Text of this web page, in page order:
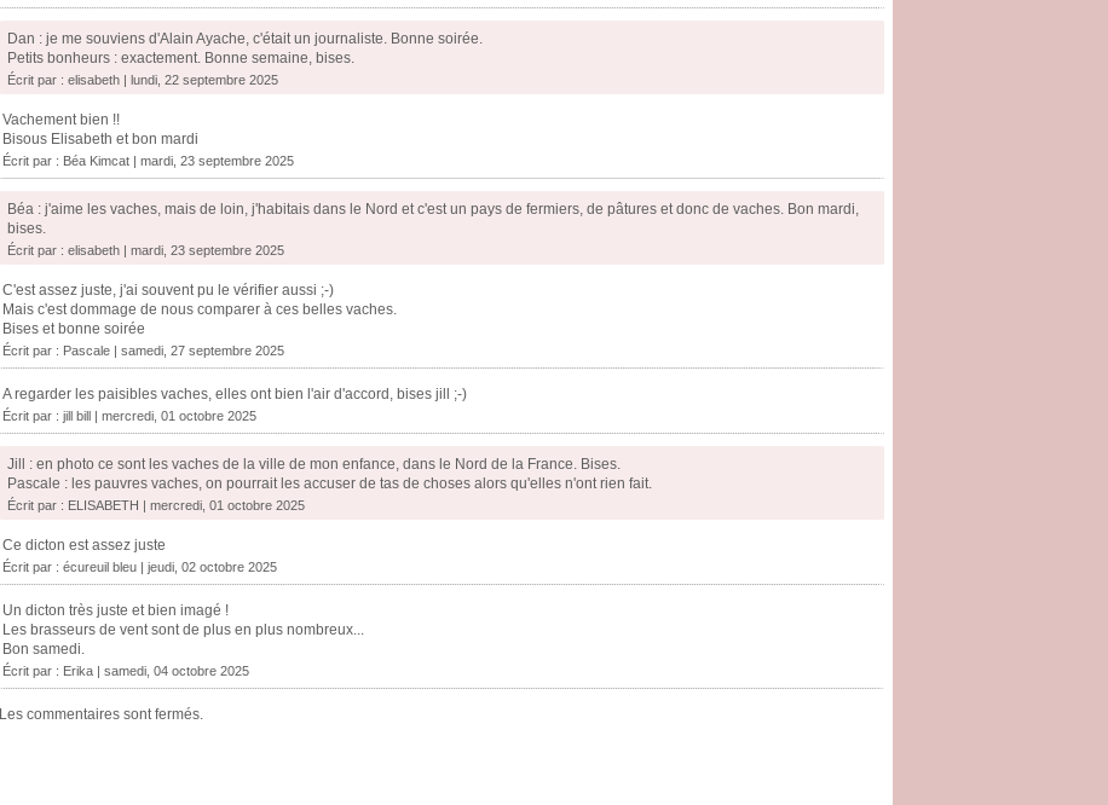
Dan : je me souviens d'Alain Ayache, c'était un journaliste. Bonne soirée.
Petits bonheurs : exactement. Bonne semaine, bises.
Écrit par : elisabeth | lundi, 22 septembre 2025
Vachement bien !!
Bisous Elisabeth et bon mardi
Écrit par : Béa Kimcat | mardi, 23 septembre 2025
Béa : j'aime les vaches, mais de loin, j'habitais dans le Nord et c'est un pays de fermiers, de pâtures et donc de vaches. Bon mardi,
bises.
Écrit par : elisabeth | mardi, 23 septembre 2025
C'est assez juste, j'ai souvent pu le vérifier aussi ;-)
Mais c'est dommage de nous comparer à ces belles vaches.
Bises et bonne soirée
Écrit par : Pascale | samedi, 27 septembre 2025
A regarder les paisibles vaches, elles ont bien l'air d'accord, bises jill ;-)
Écrit par : jill bill | mercredi, 01 octobre 2025
Jill : en photo ce sont les vaches de la ville de mon enfance, dans le Nord de la France. Bises.
Pascale : les pauvres vaches, on pourrait les accuser de tas de choses alors qu'elles n'ont rien fait.
Écrit par : ELISABETH | mercredi, 01 octobre 2025
Ce dicton est assez juste
Écrit par : écureuil bleu | jeudi, 02 octobre 2025
Un dicton très juste et bien imagé !
Les brasseurs de vent sont de plus en plus nombreux...
Bon samedi.
Écrit par : Erika | samedi, 04 octobre 2025
Les commentaires sont fermés.